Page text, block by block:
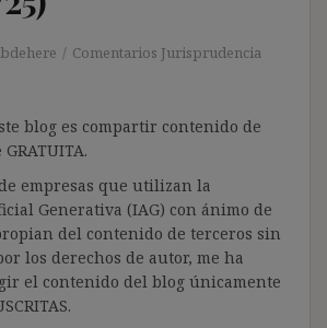
Comentarios Jurisprudencia
blog es compartir contenido de
empresas que utilizan la
Generativa (IAG) con ánimo de
del contenido de terceros sin
los derechos de autor, me ha
el contenido del blog únicamente